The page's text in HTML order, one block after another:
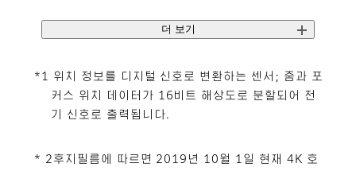
더 보기
*1 위치 정보를 디지털 신호로 변환하는 센서; 줌과 포
커스 위치 데이터가 16비트 해상도로 분할되어 전
기 신호로 출력됩니다.
* 2후지필름에 따르면 2019년 10월 1일 현재 4K 호